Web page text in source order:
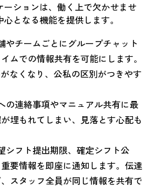
ションは、働く上で欠かせませ
となる機能を提供します。
やチームごとにグループチャット
ムでの情報共有を可能にします。
なくなり、公私の区別がつきやす
の連絡事項やマニュアル共有に最
埋もれてしまい、見落とす心配も
シフト提出期限、確定シフト公
要情報を即座に通知します。伝達
スタッフ全員が同じ情報を共有で